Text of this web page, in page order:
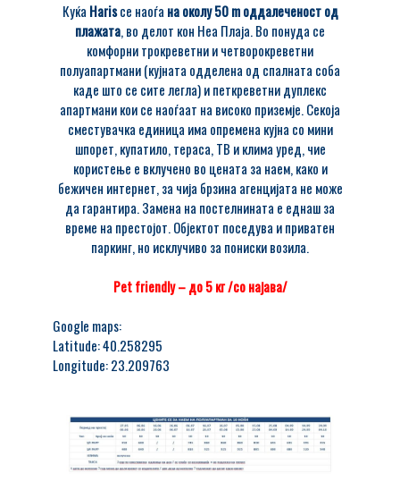
Куќа Harisсе наоѓа на околу 50 m оддалеченост од
плажата, во делот кон Неа Плаја. Во понуда се
комфорни трокреветни и четворокреветни
полуапартмани (кујната одделена од спалната соба
каде што се сите легла) и петкреветни дуплекс
апартмани кои се наоѓаат на високо приземје. Секоја
сместувачка единица има опремена кујна со мини
шпорет, купатило, тераса, ТВ и клима уред, чие
користење е вклучено во цената за наем, како и
бежичен интернет, за чија брзина агенцијата не може
да гарантира. Замена на постелнината е еднаш за
време на престојот. Објектот поседува и приватен
паркинг, но исклучиво за пониски возила.
Pet friendly – до 5 кг /со најава/
Google maps:
Latitude: 40.258295
Longitude: 23.209763